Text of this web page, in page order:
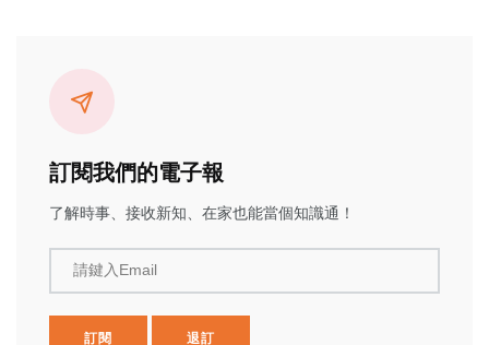
訂閱我們的電子報
了解時事、接收新知、在家也能當個知識通！
請鍵入Email
訂閱 退訂